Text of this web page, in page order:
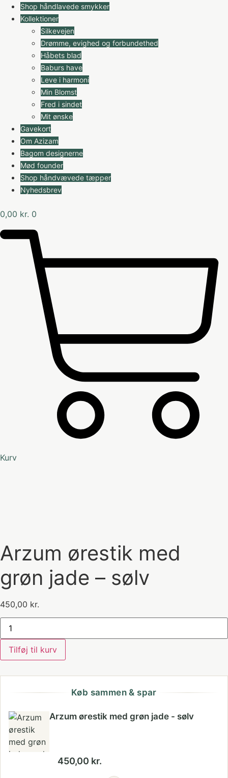
VidereShop håndlavede smykker
Kollektioner
Silkevejen
Drømme, evighed og forbundethed
Håbets blad
Baburs have
Leve i harmoni
Min Blomst
Fred i sindet
Mit ønske
Gavekort
Om Azizam
Bagom designerne
Mød founder
Shop håndvævede tæpper
Nyhedsbrev
0,00 kr. 0
Kurv
Arzum ørestik med
grøn jade – sølv
450,00 kr.
Arzum
ørestik
med
grøn
jade
-
antal
Tilføj til kurv
Køb sammen & spar
Arzum ørestik med grøn jade - sølv
450,00 kr.